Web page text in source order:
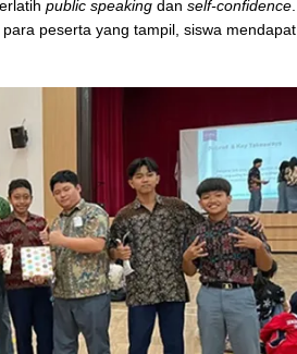
public speaking danself-confidence
peserta yang tampil, siswa mendapat